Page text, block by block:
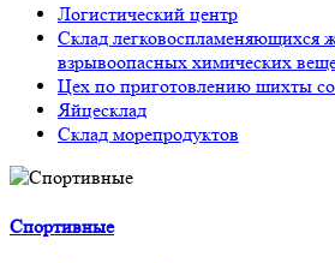
Логистический центр
Склад легковоспламеняющихся
взрывоопасных химических
Цех по приготовлению шихты
Яйцесклад
Склад морепродуктов
Спортивные